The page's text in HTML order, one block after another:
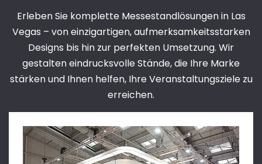
Erleben Sie komplette Messestandlösungen in Las
Vegas – von einzigartigen, aufmerksamkeitsstarken
Designs bis hin zur perfekten Umsetzung. Wir
gestalten eindrucksvolle Stände, die Ihre Marke
stärken und Ihnen helfen, Ihre Veranstaltungsziele zu
erreichen.